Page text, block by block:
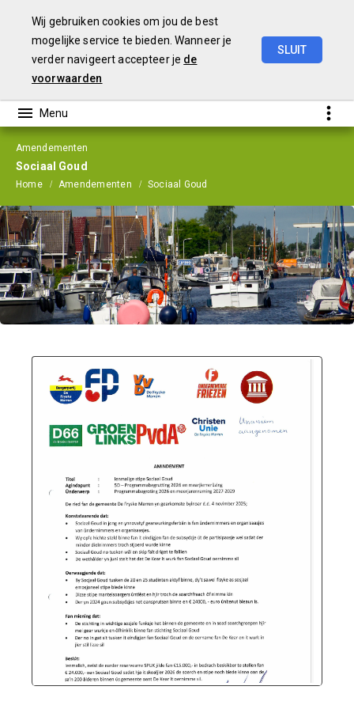
Wij gebruiken cookies om jou de best
mogelijke service te bieden. Wanneer je
verder navigeert accepteer je de
voorwaarden
SLUIT
Programmabegroting
Amendementen
Sociaal Goud
Home Amendementen Sociaal Goud